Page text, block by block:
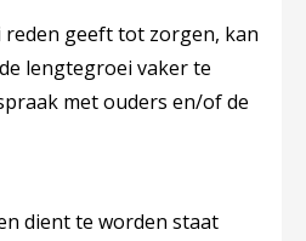
geeft tot zorgen, kan
lengtegroei vaker te
met ouders en/of de
dient te worden staat